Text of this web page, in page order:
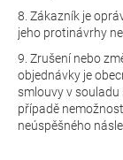
8. Zákazník je
jeho protinávrhy
9. Zrušení nebo
objednávky je
smlouvy v
případě
neúspěšného